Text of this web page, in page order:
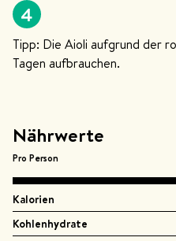
4
Tipp: Die Aioli aufgrund der
Tagen aufbrauchen.
Nährwerte
Pro Person
Kalorien
Kohlenhydrate